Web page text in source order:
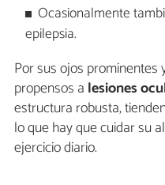
Ocasionalmente
epilepsia.
Por sus ojos prominentes
propensos a lesiones
estructura robusta,
lo que hay que cuidar su
ejercicio diario.